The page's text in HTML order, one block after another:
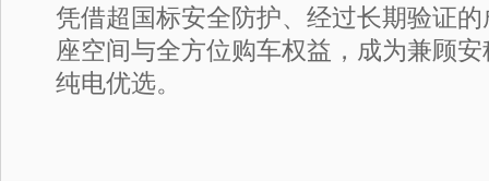
凭借超国标安全防护、经过长期验证
座空间与全方位购车权益，成为兼顾
纯电优选。